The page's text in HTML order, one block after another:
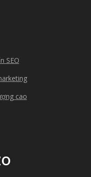
SEO
cao